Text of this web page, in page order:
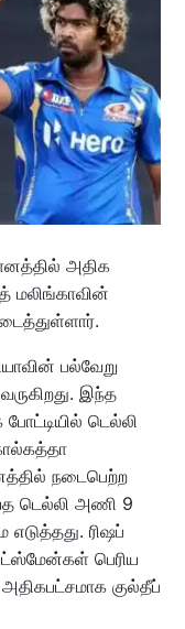
அதிக
மலிங்காவின்
பல்வேறு
இந்த
டெல்லி
நடைபெற்ற
டெல்லி அணி 9
ரிஷப்
பெரிய
குல்தீப்